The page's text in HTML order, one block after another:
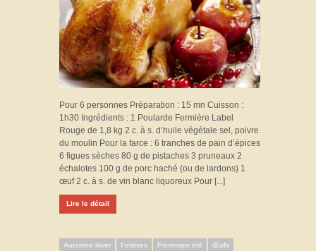
Pour 6 personnes Préparation : 15 mn Cuisson :
1h30 Ingrédients : 1 Poularde Fermière Label
Rouge de 1,8 kg 2 c. à s. d’huile végétale sel, poivre
du moulin Pour la farce : 6 tranches de pain d’épices
6 figues sèches 80 g de pistaches 3 pruneaux 2
échalotes 100 g de porc haché (ou de lardons) 1
œuf 2 c. à s. de vin blanc liquoreux Pour [...]
Lire le détail
Automne hiver Festives Printemps été Œufs